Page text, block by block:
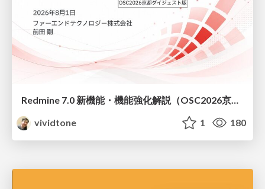
vividtone
1 180